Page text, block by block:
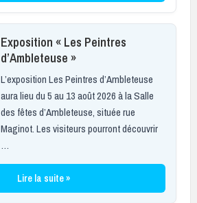
Exposition « Les Peintres
d’Ambleteuse »
L’exposition Les Peintres d’Ambleteuse
aura lieu du 5 au 13 août 2026 à la Salle
des fêtes d’Ambleteuse, située rue
Maginot. Les visiteurs pourront découvrir
…
Lire la suite »